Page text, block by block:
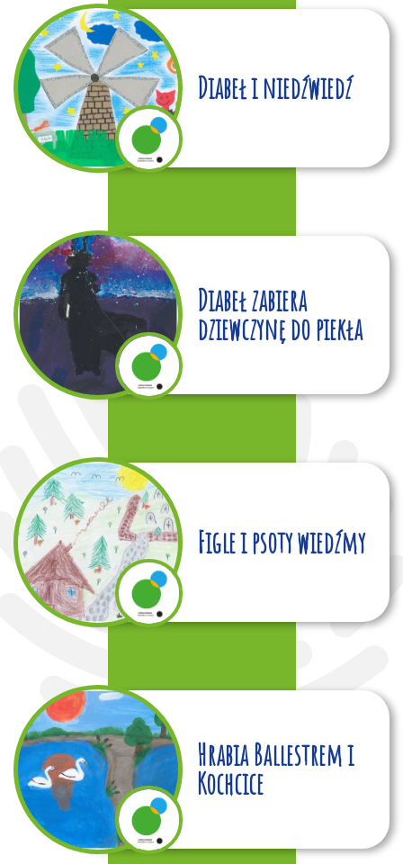
Diabeł i niedźwiedź
Diabeł zabiera
dziewczynę do piekła
Figle i psoty wiedźmy
Hrabia Ballestrem i
Kochcice